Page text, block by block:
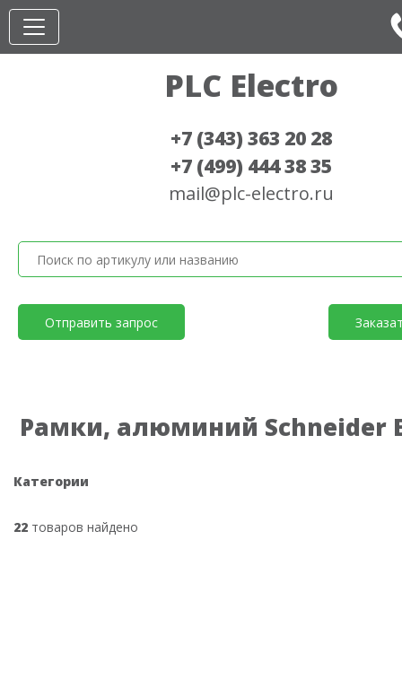
PLC Electro
+7 (343) 363 20 28
+7 (499) 444 38 35
mail@plc-electro.ru
Отправить запрос
Рамки, алюминий Schneider
Категории
22 товаров найдено